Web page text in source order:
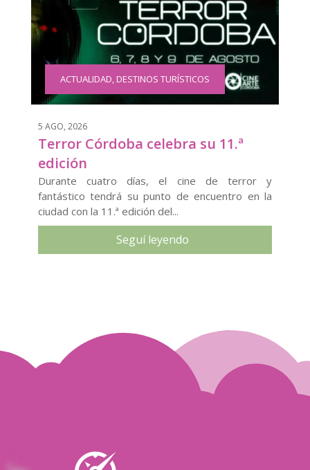
ACTUALIDAD,DESTINOS TURÍSTICOS
5 AGO, 2026
Terror Córdoba celebra su 11.ª
edición
Durante cuatro días, el cine de terror y
fantástico tendrá su punto de encuentro en la
ciudad con la 11.ª edición del...
Seguí leyendo